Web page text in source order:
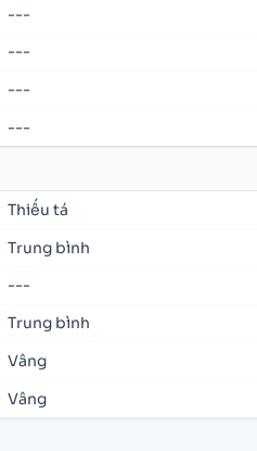
---
---
---
---
Thiếu tá
Trung bình
---
Trung bình
Vâng
Vâng